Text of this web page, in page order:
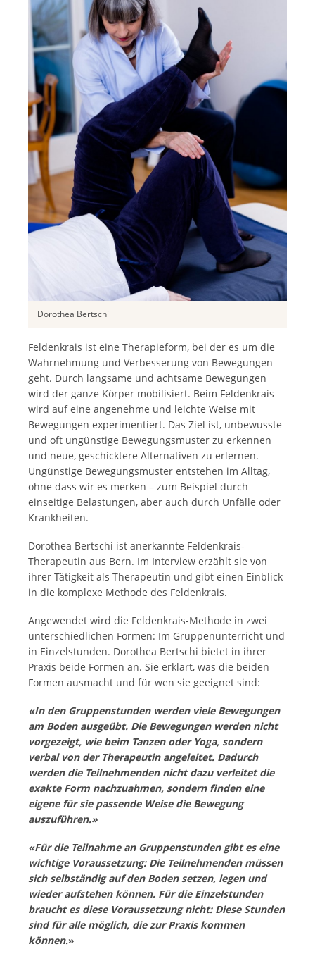
Dorothea Bertschi
Feldenkrais ist eine Therapieform, bei der es um die
Wahrnehmung und Verbesserung von Bewegungen
geht. Durch langsame und achtsame Bewegungen
wird der ganze Körper mobilisiert. Beim Feldenkrais
wird auf eine angenehme und leichte Weise mit
Bewegungen experimentiert. Das Ziel ist, unbewusste
und oft ungünstige Bewegungsmuster zu erkennen
und neue, geschicktere Alternativen zu erlernen.
Ungünstige Bewegungsmuster entstehen im Alltag,
ohne dass wir es merken – zum Beispiel durch
einseitige Belastungen, aber auch durch Unfälle oder
Krankheiten.
Dorothea Bertschi ist anerkannte Feldenkrais-
Therapeutin aus Bern. Im Interview erzählt sie von
ihrer Tätigkeit als Therapeutin und gibt einen Einblick
in die komplexe Methode des Feldenkrais.
Angewendet wird die Feldenkrais-Methode in zwei
unterschiedlichen Formen: Im Gruppenunterricht und
in Einzelstunden. Dorothea Bertschi bietet in ihrer
Praxis beide Formen an. Sie erklärt, was die beiden
Formen ausmacht und für wen sie geeignet sind:
«In den Gruppenstunden werden viele Bewegungen
am Boden ausgeübt. Die Bewegungen werden nicht
vorgezeigt, wie beim Tanzen oder Yoga, sondern
verbal von der Therapeutin angeleitet. Dadurch
werden die Teilnehmenden nicht dazu verleitet die
exakte Form nachzuahmen, sondern finden eine
eigene für sie passende Weise die Bewegung
auszuführen.»
«Für die Teilnahme an Gruppenstunden gibt es eine
wichtige Voraussetzung: Die Teilnehmenden müssen
sich selbständig auf den Boden setzen, legen und
wieder aufstehen können. Für die Einzelstunden
braucht es diese Voraussetzung nicht: Diese Stunden
sind für alle möglich, die zur Praxis kommen
können.»